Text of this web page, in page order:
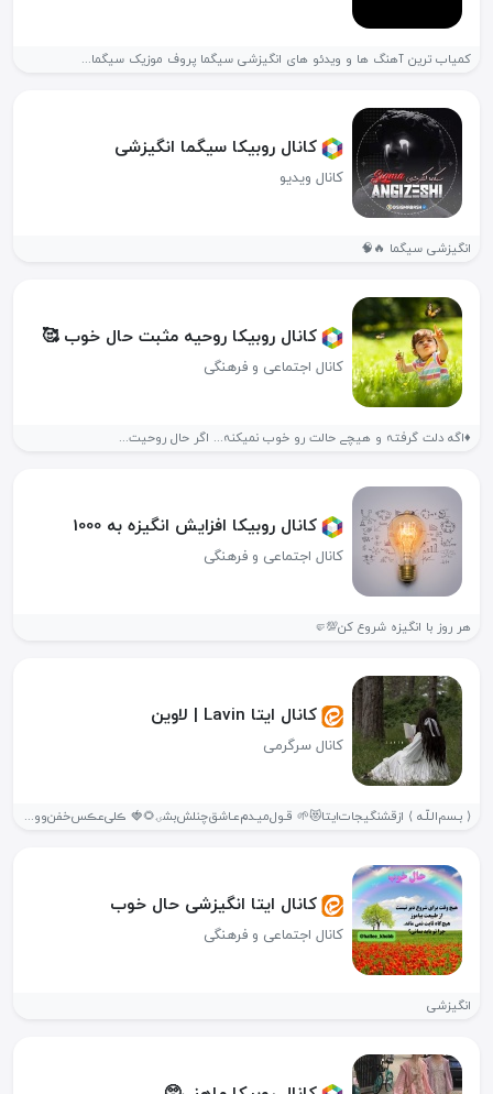
کمیاب ترین آهنگ ها و ویدئو های انگیزشی سیگما پروف موزیک سیگما...
کانال روبیکا سیگما انگیزشی
کانال ویدیو
انگیزشی سیگما 🔥🧠
کانال روبیکا روحیه مثبت حال خوب 🥰️
کانال اجتماعی و فرهنگی
♦️اگه دلت گرفتہ و هیچے حالت رو خوب نمیکنہ... اگر حال روحیت...
کانال روبیکا افزایش انگیزه به 1000
کانال اجتماعی و فرهنگی
هر روز با انگیزه شروع کن💯🤛
کانال ایتا Lavin | لاوین
کانال سرگرمی
⟨ بـسم‌الـلّـه ⟩ از‌قشنگیجات‌‌ایتا😻🌱 قـول‌میـدم‌عـاشق‌چنلش‌بشۍ🌻🍓 ڪلی‌عڪس‌‌خفن‌ووالپیپردلبر‌تو‌چنلشونه🗞💕. استوری‌وڪلیپ‌‌و…🐳⛅️! خلاصه‌‌ڪه‌🥑 بیااینجافقط‌بچرخ‌ولــذت‌ببر(: ❤️🌙' خوشحال‌میشیم‌تشریف‌بیـار‌ین‌🔥 پشیمون‌نمیشـی‌رفیق🤞🏻💎🌸...
کانال ایتا انگیزشی حال خوب
کانال اجتماعی و فرهنگی
انگیزشی